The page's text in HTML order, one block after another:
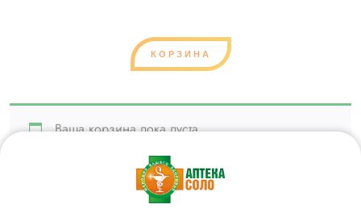
КОРЗИНА
Ваша корзина пока пуста.
Вернуться в магазин